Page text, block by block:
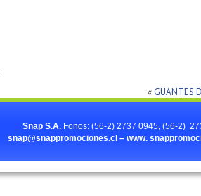
« GUANTES
Snap S.A. Fonos: (56-2) 2737 0945, (56-2)
snap@snappromociones.cl – www.